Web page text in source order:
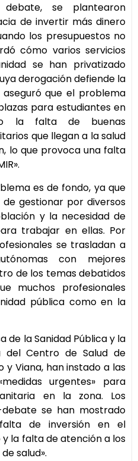
se plantearon
de invertir más dinero
los presupuestos no
cómo varios servicios
se han privatizado
derogación defiende la
que el problema
para estudiantes en
la falta de buenas
que llegan a la salud
lo que provoca una falta
es de fondo, ya que
gestionar por diversos
y la necesidad de
trabajar en ellas. Por
se trasladan a
con mejores
de los temas debatidos
muchos profesionales
pública como en la
de la Sanidad Pública y la
del Centro de Salud de
y Viana, han instado a las
urgentes» para
en la zona. Los
se han mostrado
de inversión en el
la falta de atención a los
salud».